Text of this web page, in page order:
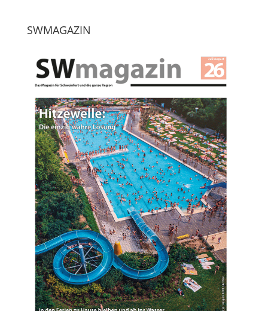
SWMAGAZIN